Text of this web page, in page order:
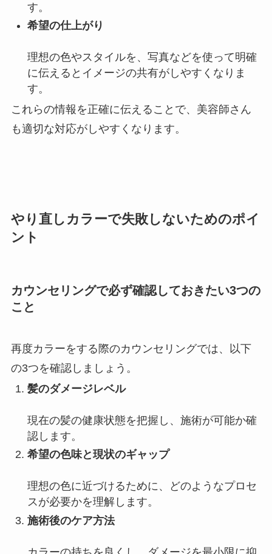
す。
希望の仕上がり
理想の色やスタイルを、 写真などを使って明確
に伝える とイメージの共有がしやすくなりま
す。
これらの情報を正確に伝えることで、美容師さん
も適切な対応がしやすくなります。
やり直しカラーで失敗しないためのポイ
ント
カウンセリングで必ず確認しておきたい3つの
こと
再度カラーをする際のカウンセリングでは、以下
の3つを確認しましょう。
髪のダメージレベル
現在の髪の健康状態を把握し、施術が可能か確
認します。
希望の色味と現状のギャップ
理想の色に近づけるために、どのようなプロセ
スが必要かを理解します。
施術後のケア方法